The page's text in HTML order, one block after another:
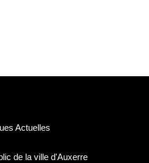
Actuelles
de la ville d'Auxerre